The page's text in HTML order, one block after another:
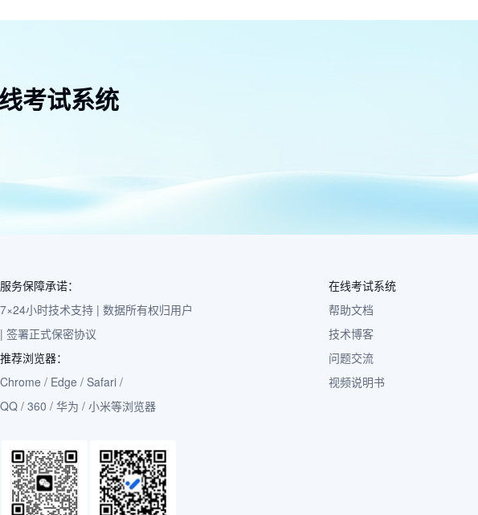
考试系统
服务保障承诺：
7×24小时技术支持 | 数据所有权归用户
| 签署正式保密协议
推荐浏览器：
Chrome / Edge / Safari /
QQ / 360 / 华为 / 小米等浏览器
在线考试系统
帮助文档
技术博客
问题交流
视频说明书